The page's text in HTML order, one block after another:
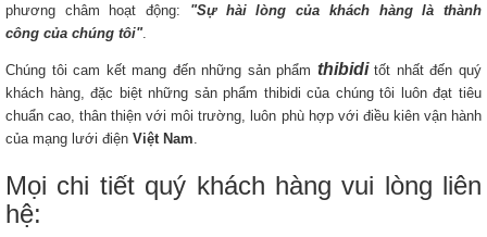
phương châm hoạt động: "Sự hài lòng của khách hàng là thành
công của chúng tôi".
Chúng tôi cam kết mang đến những sản phẩm thibiditốt nhất đến quý
khách hàng, đặc biệt những sản phẩm thibidi của chúng tôi luôn đạt tiêu
chuẩn cao, thân thiện với môi trường, luôn phù hợp với điều kiên vận hành
của mạng lưới điện Việt Nam
Mọi chi tiết quý khách hàng vui lòng liên
hệ: